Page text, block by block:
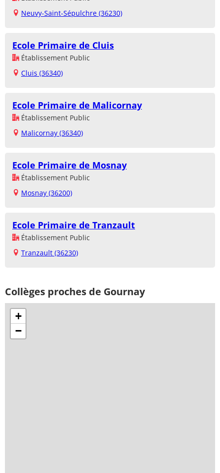
Neuvy-Saint-Sépulchre (36230)
Ecole Primaire de Cluis
Établissement Public
Cluis (36340)
Ecole Primaire de Malicornay
Établissement Public
Malicornay (36340)
Ecole Primaire de Mosnay
Établissement Public
Mosnay (36200)
Ecole Primaire de Tranzault
Établissement Public
Tranzault (36230)
Collèges proches de Gournay
+
−